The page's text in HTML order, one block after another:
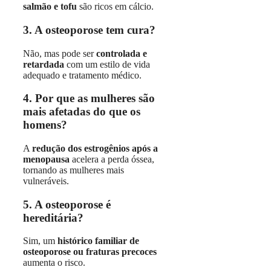
salmão e tofu são ricos em cálcio.
3. A osteoporose tem cura?
Não, mas pode sercontrolada e
retardada com um estilo de vida
adequado e tratamento médico.
4. Por que as mulheres são
mais afetadas do que os
homens?
A redução dos estrogênios após a
menopausa acelera a perda óssea,
tornando as mulheres mais
vulneráveis.
5. A osteoporose é
hereditária?
Sim, um histórico familiar de
osteoporose ou fraturas precoces
aumenta o risco.